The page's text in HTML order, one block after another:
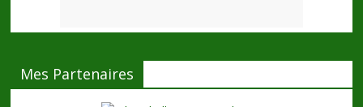
Mes Partenaires